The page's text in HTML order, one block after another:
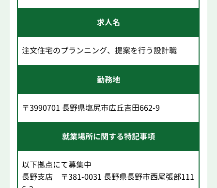
求人名
注文住宅のプランニング、提案を行う設計職
勤務地
〒3990701 長野県塩尻市広丘吉田662-9
就業場所に関する特記事項
以下拠点にて募集中
長野支店 〒381-0031 長野県長野市西尾張部111